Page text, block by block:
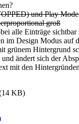
und Play
groß
alle Einträge sichtbar
im Design Modus
grünem Hintergrund
und ändert sich der
mit den
KB)